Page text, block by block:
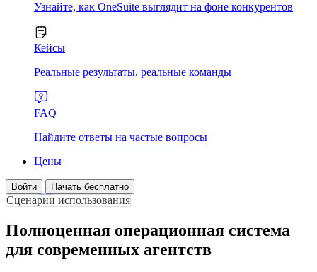
Узнайте, как OneSuite выглядит на фоне конкурентов
Кейсы
Реальные результаты, реальные команды
FAQ
Найдите ответы на частые вопросы
Цены
Войти Начать бесплатно
Сценарии использования
Полноценная операционная система
для современных агентств